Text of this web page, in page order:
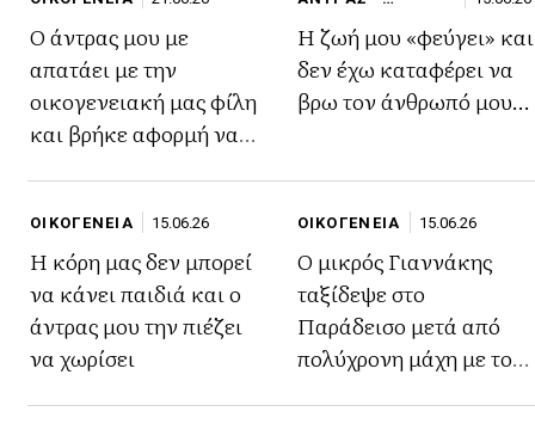
Ο άντρας μου με
απατάει με την
οικογενειακή μας φίλη
και βρήκε αφορμή να
Η ζωή μου «φεύγει» και
δεν έχω καταφέρει να
βρω τον άνθρωπό μου…
ΟΙΚΟΓΕΝΕΙΑ 15.06.26
Η κόρη μας δεν μπορεί
να κάνει παιδιά και ο
άντρας μου την πιέζει
να χωρίσει
ΟΙΚΟΓΕΝΕΙΑ 15.06.26
Ο μικρός Γιαννάκης
ταξίδεψε στο
Παράδεισο μετά από
πολύχρονη μάχη με το